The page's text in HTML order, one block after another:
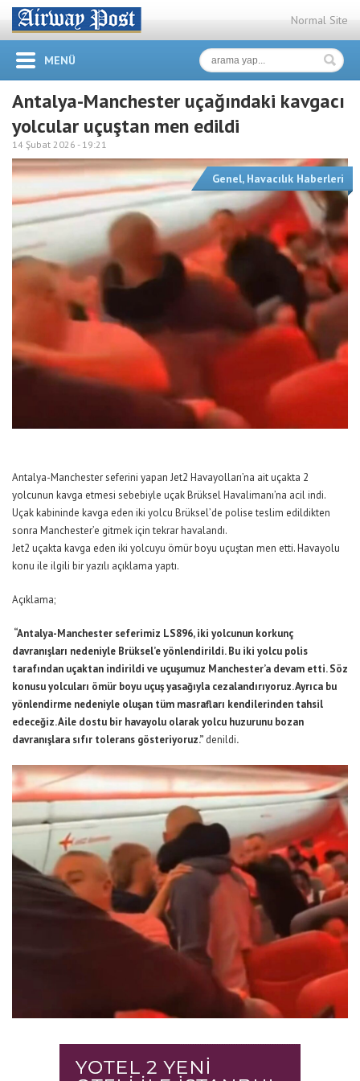
Normal Site
MENÜ
Antalya-Manchester uçağındaki kavgacı
yolcular uçuştan men edildi
14 Şubat 2026 - 19:21
Genel, Havacılık Haberleri
Antalya-Manchester seferini yapan Jet2 Havayolları’na ait uçakta 2
yolcunun kavga etmesi sebebiyle uçak Brüksel Havalimanı’na acil indi.
Uçak kabininde kavga eden iki yolcu Brüksel’de polise teslim edildikten
sonra Manchester’e gitmek için tekrar havalandı.
Jet2 uçakta kavga eden iki yolcuyu ömür boyu uçuştan men etti. Havayolu
konu ile ilgili bir yazılı açıklama yaptı.
Açıklama;
“Antalya-Manchester seferimiz LS896, iki yolcunun korkunç
davranışları nedeniyle Brüksel’e yönlendirildi. Bu iki yolcu polis
tarafından uçaktan indirildi ve uçuşumuz Manchester’a devam etti. Söz
konusu yolcuları ömür boyu uçuş yasağıyla cezalandırıyoruz. Ayrıca bu
yönlendirme nedeniyle oluşan tüm masrafları kendilerinden tahsil
edeceğiz. Aile dostu bir havayolu olarak yolcu huzurunu bozan
davranışlara sıfır tolerans gösteriyoruz.” denildi.